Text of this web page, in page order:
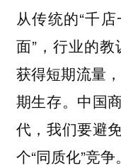
从传统的“千
面”，行业的
获得短期流量
期生存。中国
代，我们要避
个“同质化”竞争。